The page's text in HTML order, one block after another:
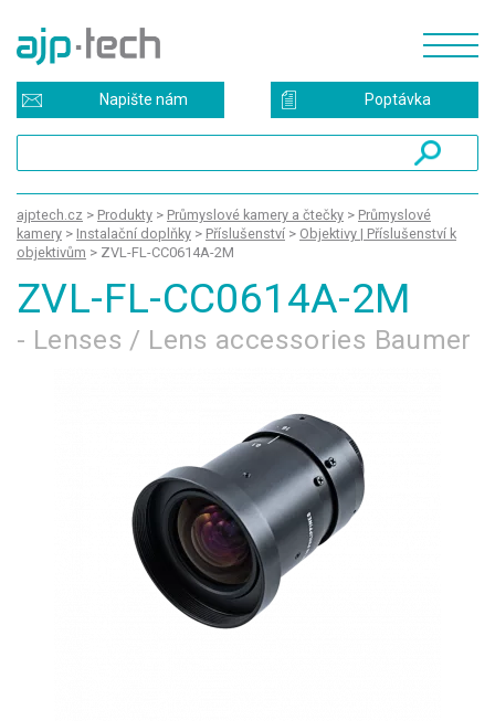
Poptávka
Napište nám
ajptech.cz > Produkty > Průmyslové kamery a čtečky > Průmyslové
kamery > Instalační doplňky > Příslušenství > Objektivy | Příslušenství k
objektivům > ZVL-FL-CC0614A-2M
ZVL-FL-CC0614A-2M
- Lenses / Lens accessories Baumer